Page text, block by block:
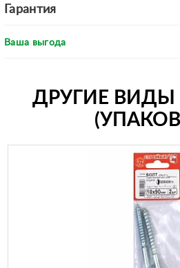
Гарантия
Ваша выгода
ДРУГИЕ ВИДЫ